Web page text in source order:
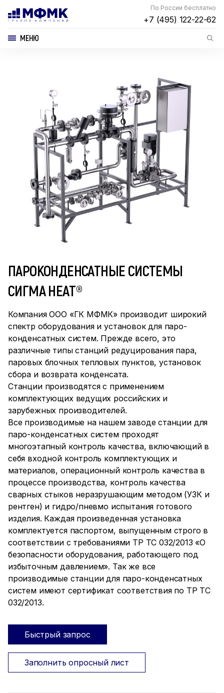
По России бесплатно
+7 (495) 122-22-62
МЕНЮ
ПАРОКОНДЕНСАТНЫЕ СИСТЕМЫ
СИГМА HEAT®
Компания ООО «ГК МФМК» производит широкий
спектр оборудования и установок для паро-
конденсатных систем. Прежде всего, это
различные типы станций редуцирования пара,
паровых блочных тепловых пунктов, установок
сбора и возврата конденсата.
Станции производятся с применением
комплектующих ведущих российских и
зарубежных производителей.
Все производимые на нашем заводе станции для
паро-конденсатных систем проходят
многоэтапный контроль качества, включающий в
себя входной контроль комплектующих и
материалов, операционный контроль качества в
процессе производства, контроль качества
сварных стыков неразрушающим методом (УЗК и
рентген) и гидро/пневмо испытания готового
изделия. Каждая произведенная установка
комплектуется паспортом, выпущенным строго в
соответствии с требованиями ТР ТС 032/2013 «О
безопасности оборудования, работающего под
избыточным давлением». Так же все
производимые станции для паро-конденсатных
систем имеют сертификат соответствия по ТР ТС
032/2013.
Быстрый запрос
Заполнить опросный лист